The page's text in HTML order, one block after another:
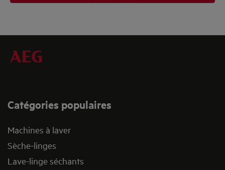
Catégories populaires
Machines à laver
Sèche-linges
Lave-linge séchants